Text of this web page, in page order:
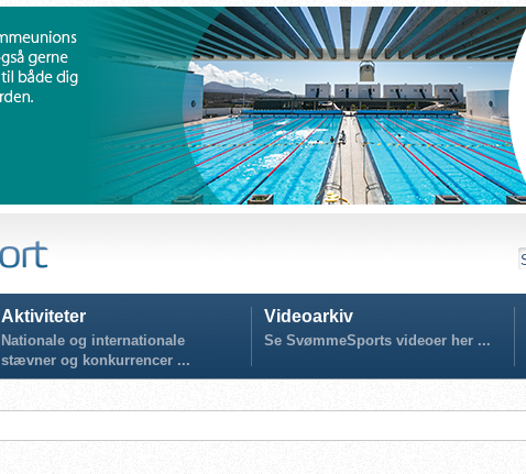
Aktiviteter
Nationale og internationale
stævner og konkurrencer ...
Videoarkiv
Se SvømmeSports videoer her ...